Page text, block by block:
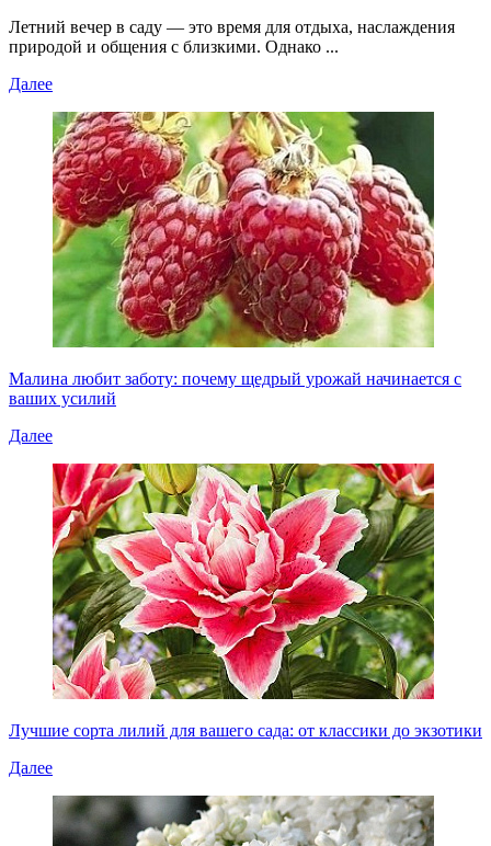
Летний вечер в саду — это время для отдыха, наслаждения
природой и общения с близкими. Однако ...
Далее
Малина любит заботу: почему щедрый урожай начинается с
ваших усилий
Далее
Лучшие сорта лилий для вашего сада: от классики до экзотики
Далее